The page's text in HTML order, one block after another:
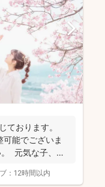
ております。
能でございま
元気な子、人
： 12時間以内